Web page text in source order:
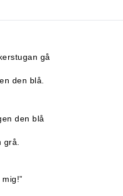
gå
den blå.
den blå